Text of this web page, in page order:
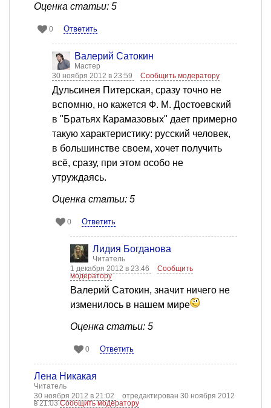
Оценка статьи: 5
0 Ответить
Валерий Сатокин
Мастер
30 ноября 2012 в 23:59
Сообщить модератору
Дульсинея Питерская, сразу точно не
вспомню, но кажется Ф. М. Достоевский
в "Братьях Карамазовых" дает примерно
такую характеристику: русский человек,
в большинстве своем, хочет получить
всё, сразу, при этом особо не
утруждаясь.
Оценка статьи: 5
0 Ответить
Лидия Богданова
Читатель
1 декабря 2012 в 23:46
Сообщить
модератору
Валерий Сатокин, значит ничего не
изменилось в нашем мире
Оценка статьи: 5
0 Ответить
Лена Никакая
Читатель
30 ноября 2012 в 21:02
отредактирован 30 ноября 2012
в 21:03Сообщить модератору